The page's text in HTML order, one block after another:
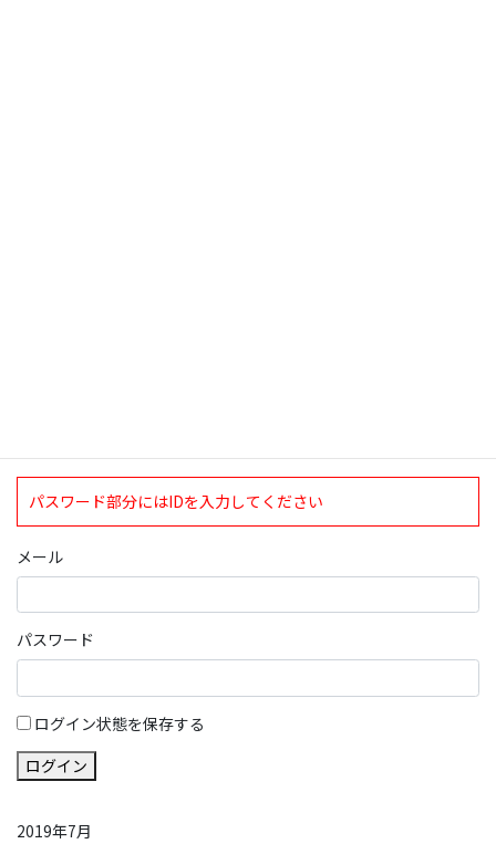
パスワード部分にはIDを入力してください
メール
パスワード
ログイン状態を保存する
ログイン
2019年7月